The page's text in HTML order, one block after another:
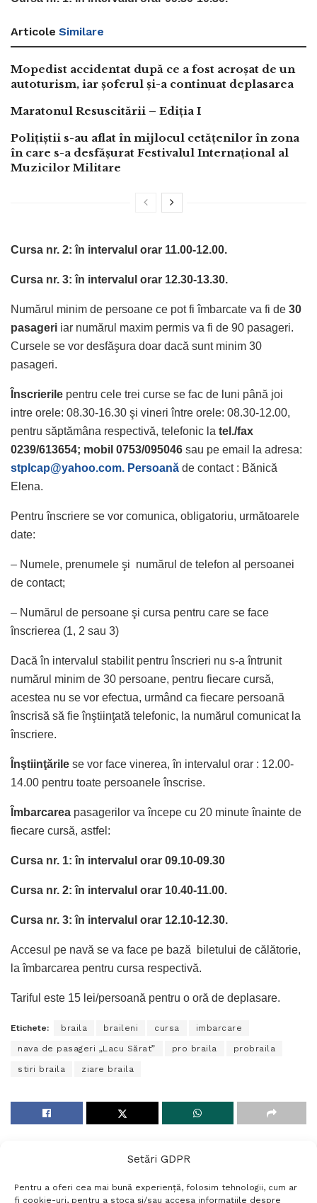
Setări GDPR
Pentru a oferi cea mai bună experiență, folosim tehnologii, cum ar
fi cookie-uri, pentru a stoca și/sau accesa informațiile despre
Articole Similare
Mopedist accidentat după ce a fost acroșat de un
autoturism, iar șoferul și-a continuat deplasarea
Maratonul Resuscitării – Ediția I
Polițiștii s-au aflat în mijlocul cetățenilor în zona
în care s-a desfășurat Festivalul Internațional al
Muzicilor Militare
Cursa nr. 2: în intervalul orar 11.00-12.00.
Cursa nr. 3: în intervalul orar 12.30-13.30.
Numărul minim de persoane ce pot fi îmbarcate va fi de 30
pasageri iar numărul maxim permis va fi de 90 pasageri.
Cursele se vor desfăşura doar dacă sunt minim 30
pasageri.
Înscrierile pentru cele trei curse se fac de luni până joi
intre orele: 08.30-16.30 şi vineri între orele: 08.30-12.00,
pentru săptămâna respectivă, telefonic la tel./fax
0239/613654; mobil 0753/095046 sau pe email la adresa:
stplcap@yahoo.com. Persoană de contact : Bănică
Elena.
Pentru înscriere se vor comunica, obligatoriu, următoarele
date:
– Numele, prenumele şi numărul de telefon al persoanei
de contact;
– Numărul de persoane şi cursa pentru care se face
înscrierea (1, 2 sau 3)
Dacă în intervalul stabilit pentru înscrieri nu s-a întrunit
numărul minim de 30 persoane, pentru fiecare cursă,
acestea nu se vor efectua, urmând ca fiecare persoană
înscrisă să fie înştiinţată telefonic, la numărul comunicat la
înscriere.
Înştiinţările se vor face vinerea, în intervalul orar : 12.00-
14.00 pentru toate persoanele înscrise.
Îmbarcarea pasagerilor va începe cu 20 minute înainte de
fiecare cursă, astfel:
Cursa nr. 1: în intervalul orar 09.10-09.30
Cursa nr. 2: în intervalul orar 10.40-11.00.
Cursa nr. 3: în intervalul orar 12.10-12.30.
Accesul pe navă se va face pe bază biletului de călătorie,
la îmbarcarea pentru cursa respectivă.
Tariful este 15 lei/persoană pentru o oră de deplasare.
Etichete: braila braileni cursa imbarcare
nava de pasageri „Lacu Sărat” pro braila probraila
stiri braila ziare braila